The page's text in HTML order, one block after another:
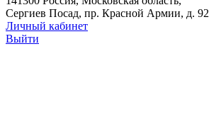
Сергиев Посад, пр. Красной Армии, д. 92
Личный кабинет
Выйти